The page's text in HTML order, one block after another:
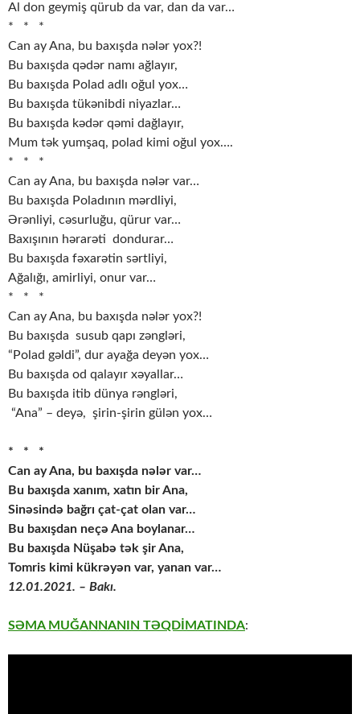
Al don geymiş qürub da var, dan da var…
* * *
Can ay Ana, bu baxışda nələr yox?!
Bu baxışda qədər namı ağlayır,
Bu baxışda Polad adlı oğul yox…
Bu baxışda tükənibdi niyazlar…
Bu baxışda kədər qəmi dağlayır,
Mum tək yumşaq, polad kimi oğul yox….
* * *
Can ay Ana, bu baxışda nələr var…
Bu baxışda Poladının mərdliyi,
Ərənliyi, cəsurluğu, qürur var…
Baxışının hərarəti dondurar…
Bu baxışda fəxarətin sərtliyi,
Ağalığı, amirliyi, onur var…
* * *
Can ay Ana, bu baxışda nələr yox?!
Bu baxışda susub qapı zəngləri,
“Polad gəldi”, dur ayağa deyən yox…
Bu baxışda od qalayır xəyallar…
Bu baxışda itib dünya rəngləri,
“Ana” – deyə, şirin-şirin gülən yox…
* * *
Can ay Ana, bu baxışda nələr var…
Bu baxışda xanım, xatın bir Ana,
Sinəsində bağrı çat-çat olan var…
Bu baxışdan neçə Ana boylanar…
Bu baxışda Nüşabə tək şir Ana,
Tomris kimi kükrəyən var, yanan var…
12.01.2021. – Bakı.
SƏMA MUĞANNANIN TƏQDİMATINDA: